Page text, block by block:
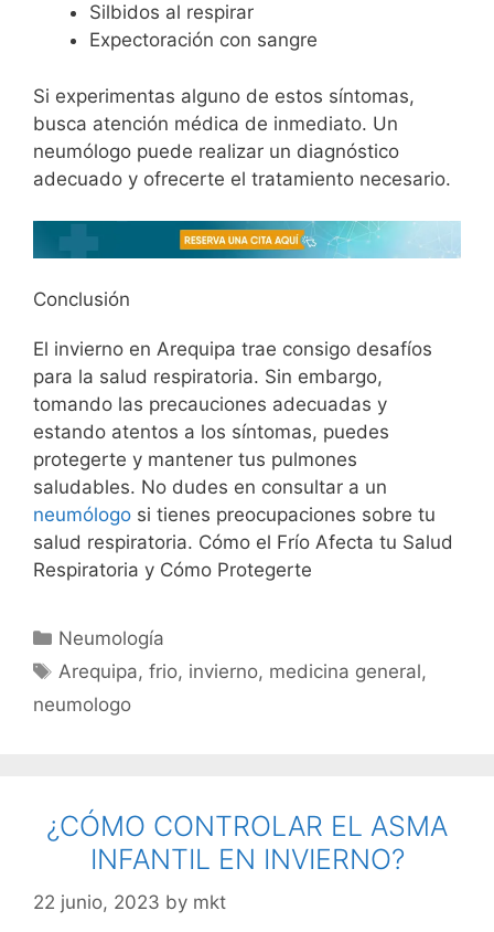
Silbidos al respirar
Expectoración con sangre
Si experimentas alguno de estos síntomas,
busca atención médica de inmediato. Un
neumólogo puede realizar un diagnóstico
adecuado y ofrecerte el tratamiento necesario.
Conclusión
El invierno en Arequipa trae consigo desafíos
para la salud respiratoria. Sin embargo,
tomando las precauciones adecuadas y
estando atentos a los síntomas, puedes
protegerte y mantener tus pulmones
saludables. No dudes en consultar a un
neumólogo si tienes preocupaciones sobre tu
salud respiratoria. Cómo el Frío Afecta tu Salud
Respiratoria y Cómo Protegerte
Neumología
Arequipa,frio, invierno, medicina general,
neumologo
¿CÓMO CONTROLAR EL ASMA
INFANTIL EN INVIERNO?
22 junio, 2023 by mkt